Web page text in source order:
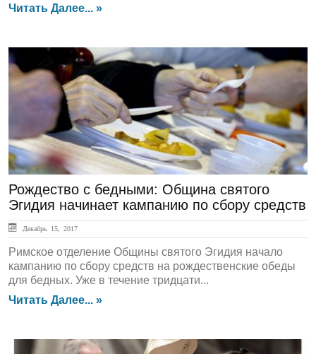
Читать Далее... »
ЛЕНТА НОВОСТЕЙ
Рождество с бедными: Община святого
Эгидия начинает кампанию по сбору средств
Декабрь 15, 2017
Римское отделение Общины святого Эгидия начало
кампанию по сбору средств на рождественские обеды
для бедных. Уже в течение тридцати...
Читать Далее... »